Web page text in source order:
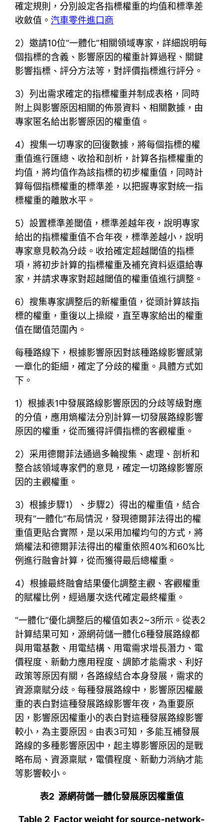
確定規則，分別設定各指標權重的均值和標準差
收斂值。汽車零件進口商
2）邀請10位“一體化”相關領域專家，詳細說明每
個指標的含義、影響原因的權重計算過程、關鍵
影響指標、評分方法等，對評價指標進行評分。
3）列出需求確定的指標權重并制成表格，同時
附上與影響原因相關的佈景資料、相關數據，由
專家匿名給出影響原因的權重值。
4）搜集一切專家的回復數據，將每個指標的權
重值進行匯總、收拾和剖析，計算各指標權重的
均值，將均值作為該指標的初步權重值，同時計
算每個指標權重的標準差，以把握專家對統一指
標權重的離散水平。
5）設置標準差閾值，標準差越年夜，說明專家
給出的指標權重值不合年夜，標準差越小，說明
專家意見較為分歧。收拾確定超越閾值的指標
項，將初步計算的指標權重及補充資料返還給專
家，并請求專家對超越閾值的權重值進行調整。
6）搜集專家調整后的新權重值，從頭計算該指
標的權重，重復以上操縱，直至專家給出的權重
值在閾值范圍內。
每種路線下，根據影響原因對該種路線影響感第
一章化的鉅細，確定了分歧的權重。具體方式如
下。
1）根據表1中發展路線影響原因的分歧等級對應
的分值，應用熵權法分別計算一切發展路線影響
原因的權重，從而獲得評價指標的客觀權重。
2）采用德爾菲法通過多輪搜集、處理、剖析和
整合該領域專家們的意見，確定一切路線影響原
因的主觀權重。
3）根據步驟1）、步驟2）得出的權重值，結合
現有“一體化”布局情況，發現德爾菲法得出的權
重值更貼合實際，是以采用加權均勻的方式，將
熵權法和德爾菲法得出的權重依照40%和60%比
例進行融會計算，從而獲得最后總權重。
4）根據最終融會結果優化調整主觀、客觀權重
的賦權比例，經過屢次迭代確定最終權重。
“一體化”優化調整后的權值如表2~3所示。從表2
計算結果可知，源網荷儲一體化6種發展路線都
與用電基數、用電結構、用電需求增長潛力、電
價程度、新動力應用程度、調節才能需求、利好
政策等原因有關，各路線結合本身發展，需求的
資源稟賦分歧。每種發展路線中，影響原因權嚴
重的表白對這種發展路線影響年夜，為重要原
因，影響原因權重小的表白對這種發展路線影響
較小，為主要原因。由表3可知，多能互補發展
路線的多種影響原因中，起主導影響原因的是戰
略布局、資源稟賦，電價程度、新動力消納才能
等影響較小。
表2 源網荷儲一體化發展原因權重值
Table 2 Factor weight for source-network-